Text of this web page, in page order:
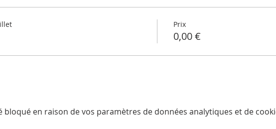
Prix
0,00 €
bloqué en raison de vos paramètres de données analytiques et de